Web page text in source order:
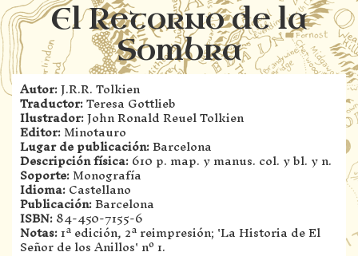
El Retorno de la
Sombra
Autor:J.R.R. Tolkien
Traductor:Teresa Gottlieb
Ilustrador:John Ronald Reuel Tolkien
Editor:Minotauro
Lugar de publicación:Barcelona
Descripción física:610 p. map. y manus. col. y bl. y n.
Soporte:Monografía
Idioma:Castellano
Publicación:Barcelona
ISBN:84-450-7155-6
Notas:1ª edición, 2ª reimpresión; 'La Historia de El
Señor de los Anillos' nº 1.